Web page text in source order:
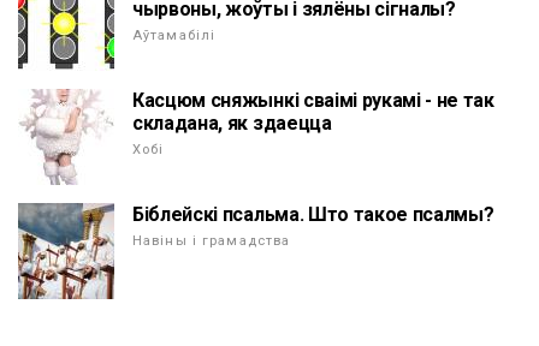
чырвоны, жоўты і зялёны сігналы?
Аўтамабілі
Касцюм сняжынкі сваімі рукамі - не так
складана, як здаецца
Хобі
Біблейскі псальма. Што такое псалмы?
Навіны і грамадства